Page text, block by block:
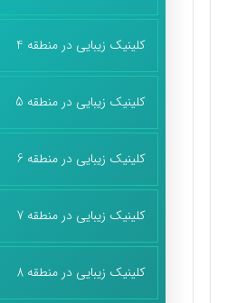
کلینیک زیبایی در منطقه 4
کلینیک زیبایی در منطقه 5
کلینیک زیبایی در منطقه 6
کلینیک زیبایی در منطقه 7
کلینیک زیبایی در منطقه 8